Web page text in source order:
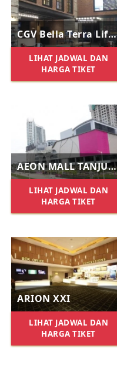
CGV Bella Terra Lifestyle Center
LIHAT JADWAL DAN
HARGA TIKET
AEON MALL TANJUNG BARAT XXI
LIHAT JADWAL DAN
HARGA TIKET
ARION XXI
LIHAT JADWAL DAN
HARGA TIKET